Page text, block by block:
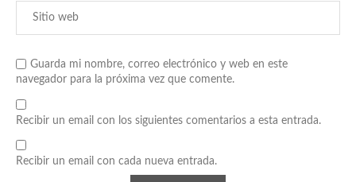
Guarda mi nombre, correo electrónico y web en este
navegador para la próxima vez que comente.
Recibir un email con los siguientes comentarios a esta entrada.
Recibir un email con cada nueva entrada.